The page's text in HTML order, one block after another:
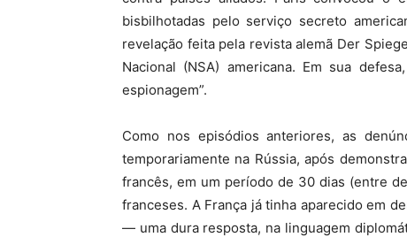
bisbilhotadas pelo serviço secreto
revelação feita pela revista alemã Der
Nacional (NSA) americana. Em sua
espionagem”.
Como nos episódios anteriores, as
temporariamente na Rússia, após
francês, em um período de 30 dias (entre
franceses. A França já tinha aparecido em
— uma dura resposta, na linguagem